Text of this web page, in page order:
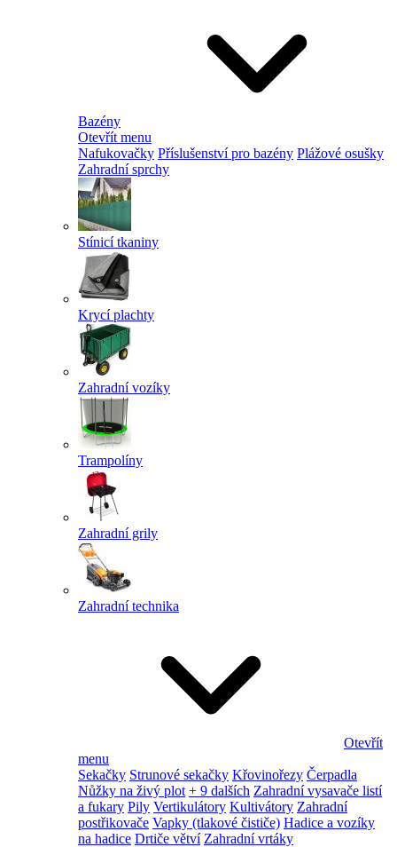
Bazény
Otevřít menu
Nafukovačky Příslušenství pro bazény Plážové osušky
Zahradní sprchy
Stínicí tkaniny
Krycí plachty
Zahradní vozíky
Trampolíny
Zahradní grily
Zahradní technika
Otevřít
menu
Sekačky Strunové sekačky Křovinořezy Čerpadla
Nůžky na živý plot + 9 dalších Zahradní vysavače listí
a fukary Pily Vertikulátory Kultivátory Zahradní
postřikovače Vapky (tlakové čističe) Hadice a vozíky
na hadice Drtiče větví Zahradní vrtáky